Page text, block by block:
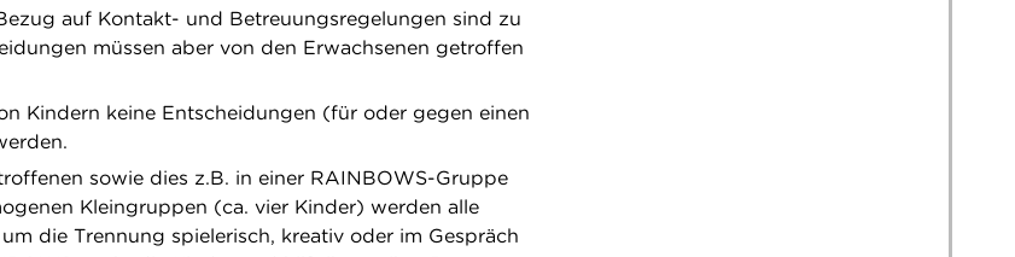
auf Kontakt- und Betreuungsregelungen sind zu
müssen aber von den Erwachsenen getroffen
Kindern keine Entscheidungen (für oder gegen einen
sowie dies z.B. in einer RAINBOWS-Gruppe
Kleingruppen (ca. vier Kinder) werden alle
die Trennung spielerisch, kreativ oder im Gespräch